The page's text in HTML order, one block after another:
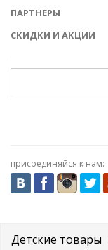
ПАРТНЕРЫ
СКИДКИ И АКЦИИ
присоединяйся к нам:
Детские товары